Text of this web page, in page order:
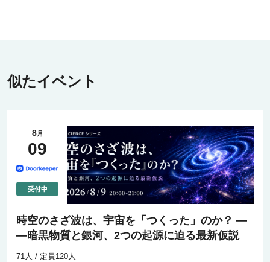
似たイベント
8月
09
時空のさざ波は、宇宙を「つくった」のか？ ―
―暗黒物質と銀河、2つの起源に迫る最新仮説
71人 / 定員120人